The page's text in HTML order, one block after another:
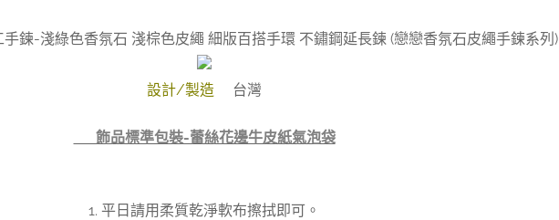
鍊-淺綠色香氛石 淺棕色皮繩 細版百搭手環 不鏽鋼延長鍊 (戀戀香氛石皮繩手鍊系列)
設計/製造 台灣
👉 飾品標準包裝-蕾絲花邊牛皮紙氣泡袋
1. 平日請用柔質乾淨軟布擦拭即可。